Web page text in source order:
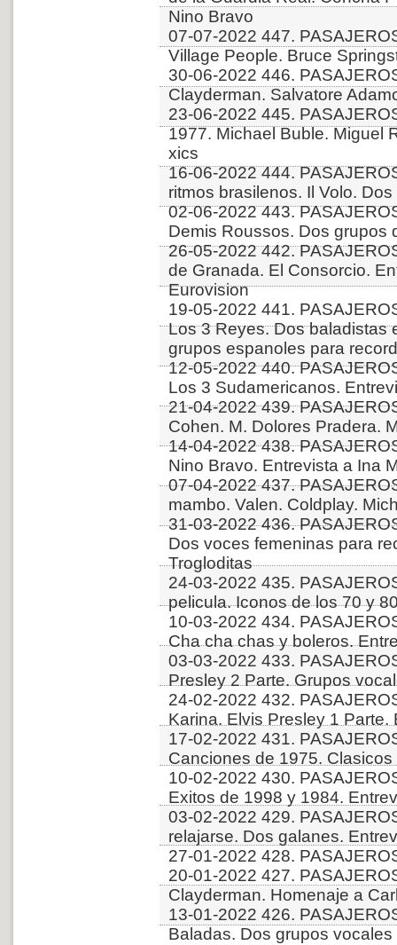
Nino Bravo
07-07-2022 447.
Village People. Bruce
30-06-2022 446.
Clayderman. Salvatore
23-06-2022 445.
1977. Michael Buble. Miguel
xics
16-06-2022 444.
ritmos brasilenos. Il Volo.
02-06-2022 443.
Demis Roussos. Dos grupos
26-05-2022 442.
de Granada. El Consorcio.
Eurovision
19-05-2022 441.
Los 3 Reyes. Dos baladistas
grupos espanoles para
12-05-2022 440.
Los 3 Sudamericanos.
21-04-2022 439.
Cohen. M. Dolores Pradera.
14-04-2022 438.
Nino Bravo. Entrevista a Ina
07-04-2022 437.
mambo. Valen. Coldplay.
31-03-2022 436.
Dos voces femeninas para
Trogloditas
24-03-2022 435.
pelicula. Iconos de los 70 y
10-03-2022 434.
Cha cha chas y boleros.
03-03-2022 433.
Presley 2 Parte. Grupos
24-02-2022 432.
Karina. Elvis Presley 1 Parte.
17-02-2022 431.
Canciones de 1975.
10-02-2022 430.
Exitos de 1998 y 1984.
03-02-2022 429.
relajarse. Dos galanes.
27-01-2022 428.
20-01-2022 427.
Clayderman. Homenaje a
13-01-2022 426.
Baladas. Dos grupos vocales